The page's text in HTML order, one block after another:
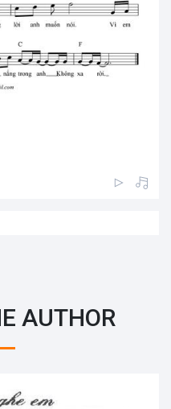
AUTHOR